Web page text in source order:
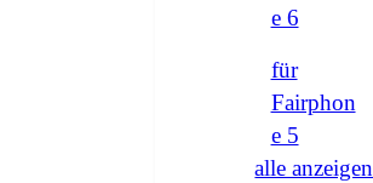
e 6
für
Fairphon
e 5
alle anzeigen